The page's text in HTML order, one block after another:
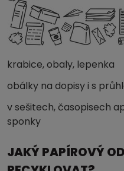
krabice, obaly, lepenka
obálky na dopisy i s
v sešitech, časopisech
sponky
JAKÝ PAPÍROVÝ